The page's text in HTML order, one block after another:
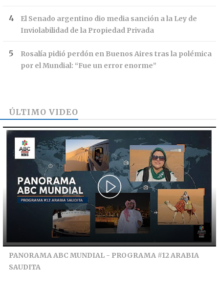
El Senado argentino dio media sanción a la Ley de
Inviolabilidad de la Propiedad Privada
Rosalía pidió perdón en Buenos Aires tras la polémica
por el Mundial: “Fue un error enorme”
ÚLTIMO VIDEO
PANORAMA ABC MUNDIAL - PROGRAMA #12 ARABIA
SAUDITA